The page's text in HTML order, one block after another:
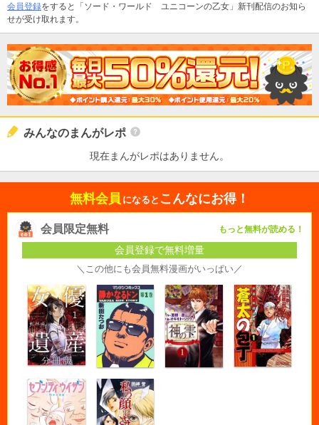
会員登録をすると「ソード・ワールド ユニコーンの乙女」新刊配信のお知ら
せが受け取れます。
みんなのまんがレポ
現在まんがレポはありません。
無料会員 になると こんなにお得！
会員限定無料 もっと無料が読める！
会員登録で無料増量
＼この他にも会員無料漫画がいっぱい／